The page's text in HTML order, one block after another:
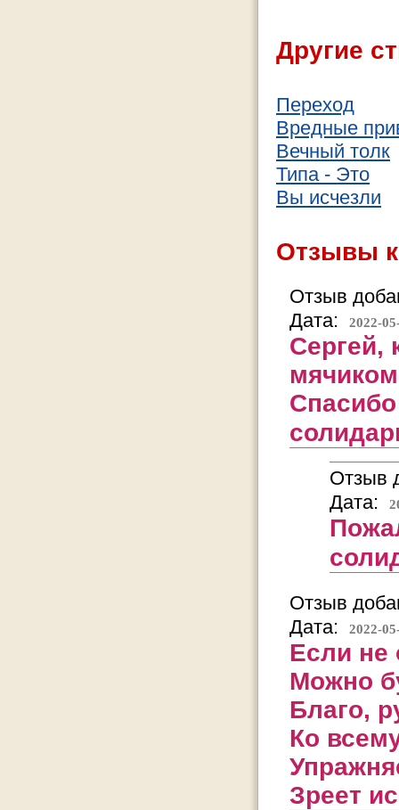
Другие
Переход
Вредные
Вечный толк
Типа - Это
Вы исчезли
Отзывы
Отзыв
Дата:
2022-
Сергей,
Отзыв
Дата:
Отзыв
Дата:
2022-
Если не
Можно
Благо,
Ко
Зреет